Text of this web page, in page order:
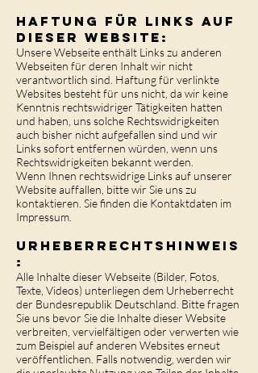
Haftung für Links auf
dieser Website:
Unsere Webseite enthält Links zu anderen
Webseiten für deren Inhalt wir nicht
verantwortlich sind. Haftung für verlinkte
Websites besteht für uns nicht, da wir keine
Kenntnis rechtswidriger Tätigkeiten hatten
und haben, uns solche Rechtswidrigkeiten
auch bisher nicht aufgefallen sind und wir
Links sofort entfernen würden, wenn uns
Rechtswidrigkeiten bekannt werden.
Wenn Ihnen rechtswidrige Links auf unserer
Website auffallen, bitte wir Sie uns zu
kontaktieren. Sie finden die Kontaktdaten im
Impressum.
Urheberrechtshinweis
:
Alle Inhalte dieser Webseite (Bilder, Fotos,
Texte, Videos) unterliegen dem Urheberrecht
der Bundesrepublik Deutschland. Bitte fragen
Sie uns bevor Sie die Inhalte dieser Website
verbreiten, vervielfältigen oder verwerten wie
zum Beispiel auf anderen Websites erneut
veröffentlichen. Falls notwendig, werden wir